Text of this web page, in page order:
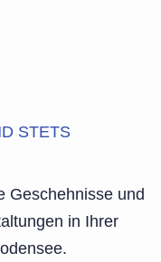
STETS
Geschehnisse und
in Ihrer